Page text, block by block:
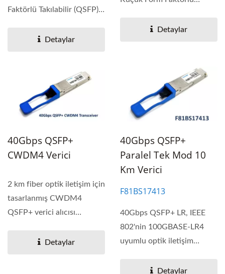
Faktörlü Takılabilir (QSFP)
Detaylar
Detaylar
40Gbps QSFP+
CWDM4 Verici
2 km fiber optik iletişim için
tasarlanmış CWDM4
QSFP+ verici alıcısı
Detaylar
40Gbps QSFP+
Paralel Tek Mod 10
Km Verici
F81BS17413
40Gbps QSFP+ LR, IEEE
802'nin 100GBASE-LR4
uyumlu optik iletişim
tasarlanmış...Detaylar